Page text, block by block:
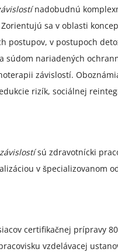
nadobudnú
sa v oblasti
postupov, v postupoch
súdom nariadených
závislostí.
rizík, sociálnej
sú zdravotnícki
v špecializovanom
certifikačnej prípravy
vzdelávacej